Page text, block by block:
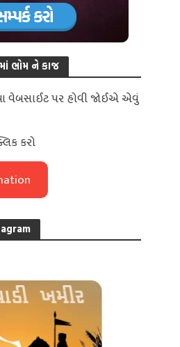
ભોમ ને કાજ
વેબસાઈટ પર હોવી જોઈએ એવું
કરો